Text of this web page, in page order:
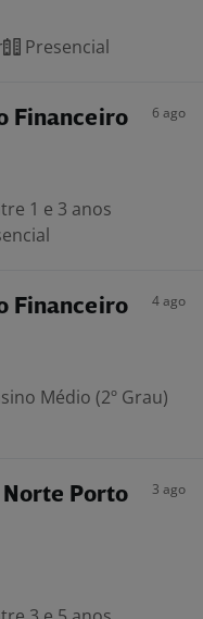
Presencial
Financeiro 6 ago
1 e 3 anos
Financeiro 4 ago
Médio (2º Grau)
Porto
3 ago